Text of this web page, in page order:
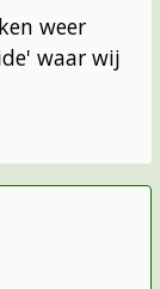
weer
waar wij